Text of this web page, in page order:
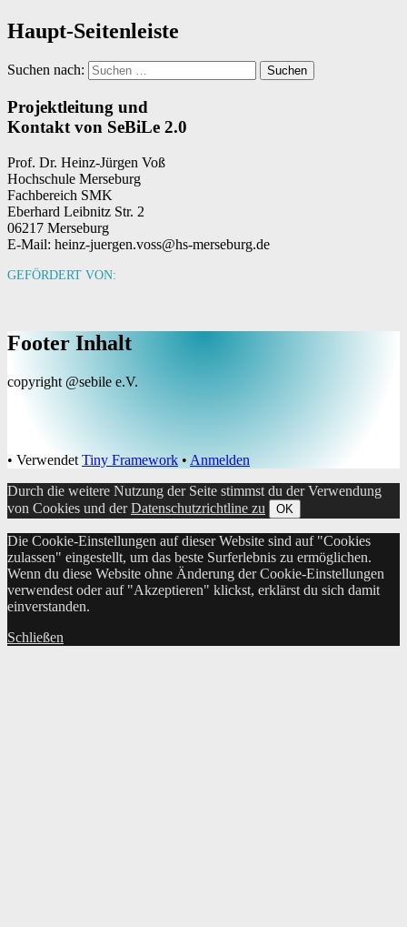
Haupt-Seitenleiste
Suchen nach:
Projektleitung und
Kontakt von SeBiLe 2.0
Prof. Dr. Heinz-Jürgen Voß
Hochschule Merseburg
Fachbereich SMK
Eberhard Leibnitz Str. 2
06217 Merseburg
E-Mail: heinz-juergen.voss@hs-merseburg.de
GEFÖRDERT VON:
Footer Inhalt
copyright @sebile e.V.
• Verwendet Tiny Framework • Anmelden
Durch die weitere Nutzung der Seite stimmst du der Verwendung
von Cookies und derDatenschutzrichtline zu OK
Die Cookie-Einstellungen auf dieser Website sind auf "Cookies
zulassen" eingestellt, um das beste Surferlebnis zu ermöglichen.
Wenn du diese Website ohne Änderung der Cookie-Einstellungen
verwendest oder auf "Akzeptieren" klickst, erklärst du sich damit
einverstanden.
Schließen